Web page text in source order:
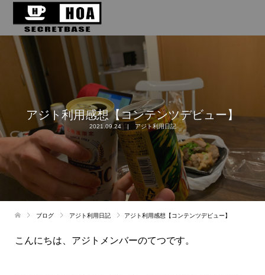
アジト利用感想【コンテンツデビュー】
2021.09.24 アジト利用日記
ブログ アジト利用日記 アジト利用感想【コンテンツデビュー】
こんにちは、アジトメンバーのてつです。